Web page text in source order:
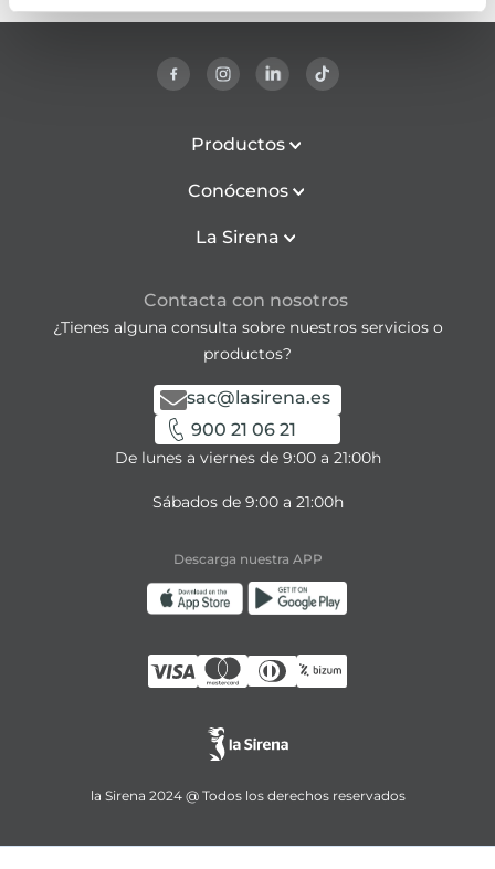
Productos
Conócenos
La Sirena
Contacta con nosotros
¿Tienes alguna consulta sobre nuestros servicios o
productos?
sac@lasirena.es
900 21 06 21
De lunes a viernes de 9:00 a 21:00h
Sábados de 9:00 a 21:00h
Descarga nuestra APP
la Sirena 2024 @ Todos los derechos reservados